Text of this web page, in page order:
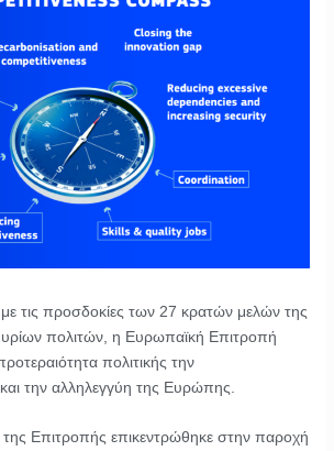
τις προσδοκίες των 27 κρατών μελών της
πολιτών, η Ευρωπαϊκή Επιτροπή
πολιτικής την
την αλληλεγγύη της Ευρώπης.
της Επιτροπής επικεντρώθηκε στην παροχή